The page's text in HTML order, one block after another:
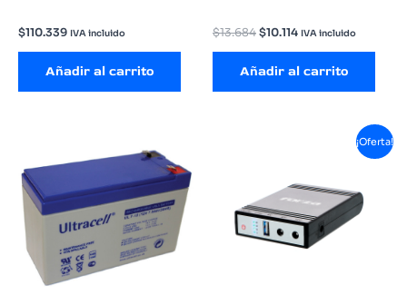
$110.339 IVA incluido
Añadir al carrito
$13.684El
era:
$13.684.
$10.114El
es:
$10.114.
IVA incluido
Añadir al carrito
¡Oferta!